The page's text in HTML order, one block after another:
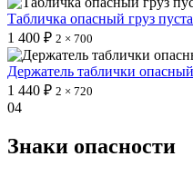
Табличка опасный груз
1 400 ₽ 2 × 700
Держатель таблички
1 440 ₽ 2 × 720
04
Знаки опасности